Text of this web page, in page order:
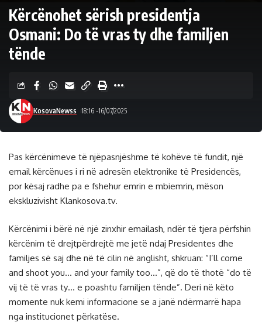
Kërcënohet sërish presidentja
Osmani: Do të vras ty dhe familjen
tënde
KosovaNewss 18:16 -16/07/2025
Pas kërcënimeve të njëpasnjëshme të kohëve të fundit, një
email kërcënues i ri në adresën elektronike të Presidencës,
por kësaj radhe pa e fshehur emrin e mbiemrin, mëson
ekskluzivisht Klankosova.tv.
Kërcënimi i bërë në një zinxhir emailash, ndër të tjera përfshin
kërcënim të drejtpërdrejtë me jetë ndaj Presidentes dhe
familjes së saj dhe në të cilin në anglisht, shkruan: “I’ll come
and shoot you… and your family too…”, që do të thotë “do të
vij të të vras ty… e poashtu familjen tënde”. Deri në këto
momente nuk kemi informacione se a janë ndërmarrë hapa
nga institucionet përkatëse.